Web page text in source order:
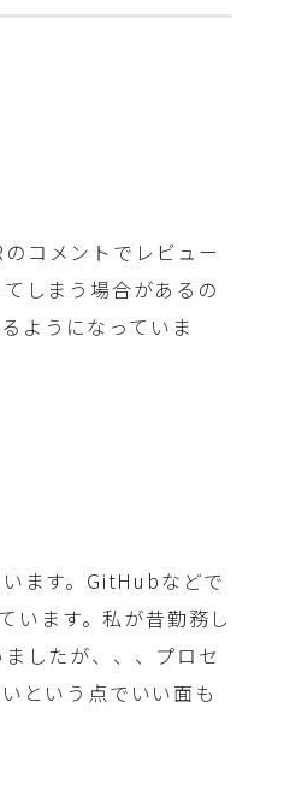
コメントでレビュー
しまう場合があるの
ようになっていま
ます。GitHubなどで
います。私が昔勤務し
したが、、、プロセ
という点でいい面も